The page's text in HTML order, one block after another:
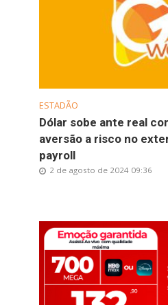
ESTADÃO
Dólar sobe ante real
aversão a risco no
payroll
2 de agosto de 2024 09:36